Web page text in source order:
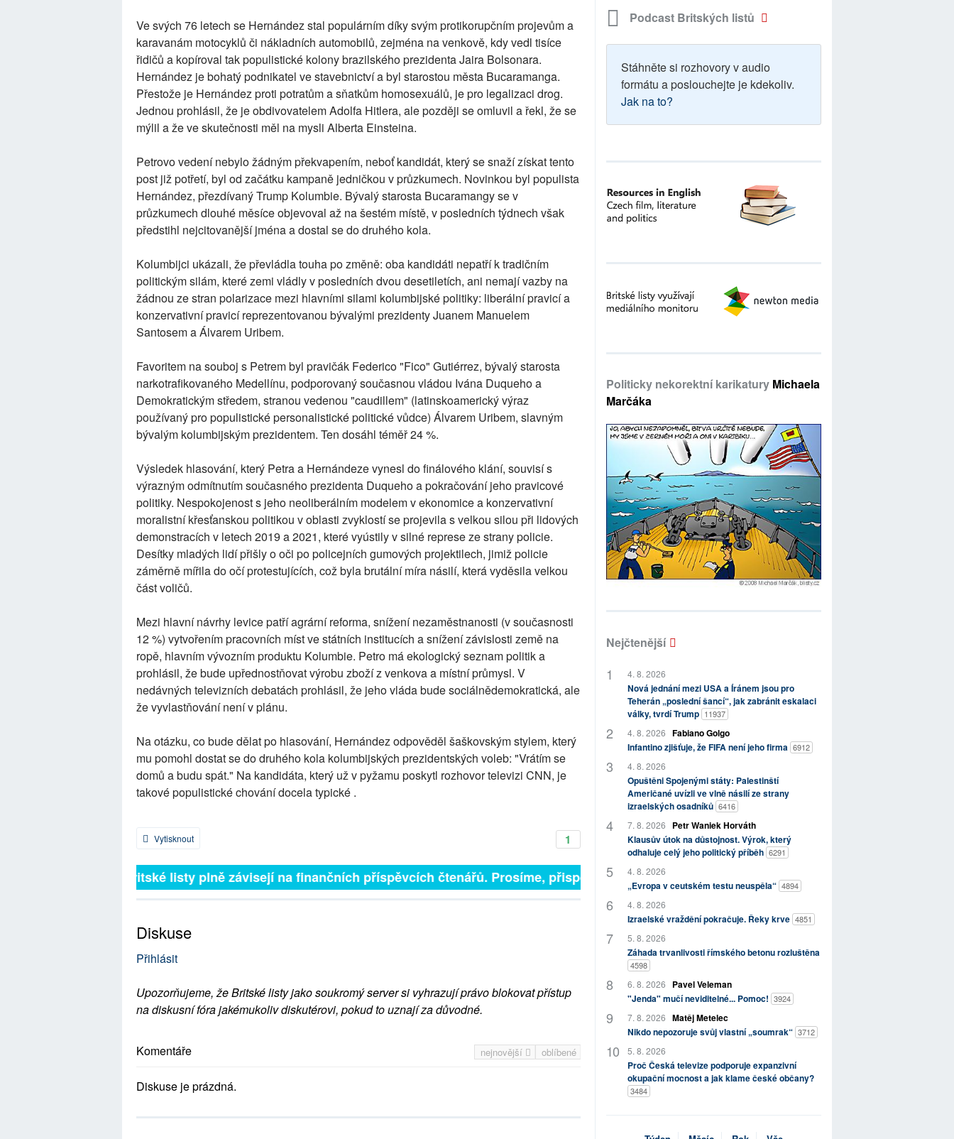
Ve svých 76 letech se Hernández stal populárním díky svým protikorupčním projevům a
karavanám motocyklů či nákladních automobilů, zejména na venkově, kdy vedl tisíce
řidičů a kopíroval tak populistické kolony brazilského prezidenta Jaira Bolsonara.
Hernández je bohatý podnikatel ve stavebnictví a byl starostou města Bucaramanga.
Přestože je Hernández proti potratům a sňatkům homosexuálů, je pro legalizaci drog.
Jednou prohlásil, že je obdivovatelem Adolfa Hitlera, ale později se omluvil a řekl, že se
mýlil a že ve skutečnosti měl na mysli Alberta Einsteina.
Petrovo vedení nebylo žádným překvapením, neboť kandidát, který se snaží získat tento
post již potřetí, byl od začátku kampaně jedničkou v průzkumech. Novinkou byl populista
Hernández, přezdívaný Trump Kolumbie. Bývalý starosta Bucaramangy se v
průzkumech dlouhé měsíce objevoval až na šestém místě, v posledních týdnech však
předstihl nejcitovanější jména a dostal se do druhého kola.
Kolumbijci ukázali, že převládla touha po změně: oba kandidáti nepatří k tradičním
politickým silám, které zemi vládly v posledních dvou desetiletích, ani nemají vazby na
žádnou ze stran polarizace mezi hlavními silami kolumbijské politiky: liberální pravicí a
konzervativní pravicí reprezentovanou bývalými prezidenty Juanem Manuelem
Santosem a Álvarem Uribem.
Favoritem na souboj s Petrem byl pravičák Federico "Fico" Gutiérrez, bývalý starosta
narkotrafikovaného Medellínu, podporovaný současnou vládou Ivána Duqueho a
Demokratickým středem, stranou vedenou "caudillem" (latinskoamerický výraz
používaný pro populistické personalistické politické vůdce) Álvarem Uribem, slavným
bývalým kolumbijským prezidentem. Ten dosáhl téměř 24 %.
Výsledek hlasování, který Petra a Hernándeze vynesl do finálového klání, souvisí s
výrazným odmítnutím současného prezidenta Duqueho a pokračování jeho pravicové
politiky. Nespokojenost s jeho neoliberálním modelem v ekonomice a konzervativní
moralistní křesťanskou politikou v oblasti zvyklostí se projevila s velkou silou při lidových
demonstracích v letech 2019 a 2021, které vyústily v silné represe ze strany policie.
Desítky mladých lidí přišly o oči po policejních gumových projektilech, jimiž policie
záměrně mířila do očí protestujících, což byla brutální míra násilí, která vyděsila velkou
část voličů.
Mezi hlavní návrhy levice patří agrární reforma, snížení nezaměstnanosti (v současnosti
12 %) vytvořením pracovních míst ve státních institucích a snížení závislosti země na
ropě, hlavním vývozním produktu Kolumbie. Petro má ekologický seznam politik a
prohlásil, že bude upřednostňovat výrobu zboží z venkova a místní průmysl. V
nedávných televizních debatách prohlásil, že jeho vláda bude sociálnědemokratická, ale
že vyvlastňování není v plánu.
Na otázku, co bude dělat po hlasování, Hernández odpověděl šaškovským stylem, který
mu pomohl dostat se do druhého kola kolumbijských prezidentských voleb: "Vrátím se
domů a budu spát." Na kandidáta, který už v pyžamu poskytl rozhovor televizi CNN, je
takové populistické chování docela typické .
1
Vytisknout
Britské listy plně závisejí na finančních příspěvcích čtenářů. Prosíme, přispějte. ➥
Diskuse
Přihlásit
Upozorňujeme, že Britské listy jako soukromý server si vyhrazují právo blokovat přístup
na diskusní fóra jakémukoliv diskutérovi, pokud to uznají za důvodné.
nejnovější oblíbené
Komentáře
Diskuse je prázdná.
Podcast Britských listů
Stáhněte si rozhovory v audio
formátu a poslouchejte je kdekoliv.
Jak na to?
Politicky nekorektní karikatury Michaela
Marčáka
Nejčtenější
4. 8. 2026
Nová jednání mezi USA a Íránem jsou pro
Teherán „poslední šancí“, jak zabránit eskalaci
války, tvrdí Trump 11937
4. 8. 2026 Fabiano Golgo
Infantino zjišťuje, že FIFA není jeho firma 6912
4. 8. 2026
Opuštěni Spojenými státy: Palestinští
Američané uvízli ve vlně násilí ze strany
izraelských osadníků 6416
7. 8. 2026
Petr Waniek Horváth
Klausův útok na důstojnost. Výrok, který
odhaluje celý jeho politický příběh 6291
4. 8. 2026
„Evropa v ceutském testu neuspěla“ 4894
4. 8. 2026
Izraelské vraždění pokračuje. Řeky krve 4851
5. 8. 2026
Záhada trvanlivosti římského betonu rozluštěna
4598
6. 8. 2026
Pavel Veleman
"Jenda" mučí neviditelné... Pomoc! 3924
7. 8. 2026 Matěj Metelec
Nikdo nepozoruje svůj vlastní „soumrak“ 3712
5. 8. 2026
Proč Česká televize podporuje expanzivní
okupační mocnost a jak klame české občany?
3484